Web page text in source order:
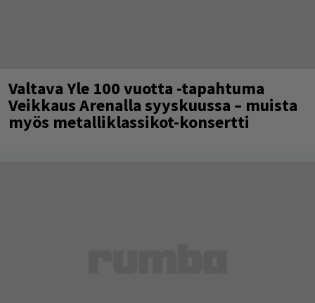
Valtava Yle 100 vuotta -tapahtuma
Veikkaus Arenalla syyskuussa – muista
myös metalliklassikot-konsertti